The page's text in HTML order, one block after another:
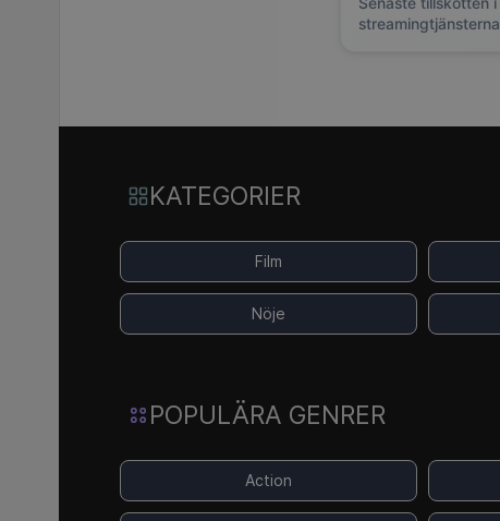
streamingtjänsterna
KATEGORIER
Film
Nöje
POPULÄRA GENRER
Action